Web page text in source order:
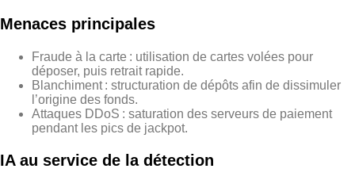
Menaces principales
Fraude à la carte : utilisation de cartes volées pour
déposer, puis retrait rapide.
Blanchiment : structuration de dépôts afin de dissimuler
l’origine des fonds.
Attaques DDoS : saturation des serveurs de paiement
pendant les pics de jackpot.
IA au service de la détection